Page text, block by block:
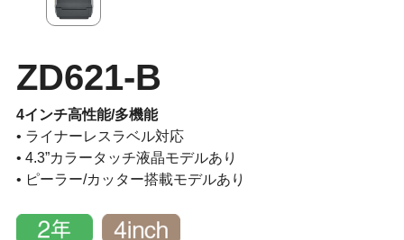
ZD621-B
4インチ高性能/多機能
• ライナーレスラベル対応
• 4.3”カラータッチ液晶モデルあり
• ピーラー/カッター搭載モデルあり